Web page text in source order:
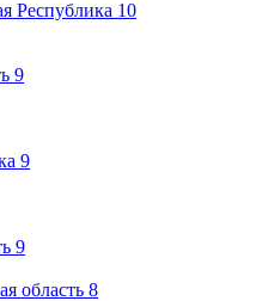
Республика 10
9
9
9
область 8